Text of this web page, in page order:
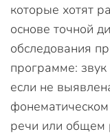
которые хотят
основе точной
обследования
программе:
если не
речи или общем